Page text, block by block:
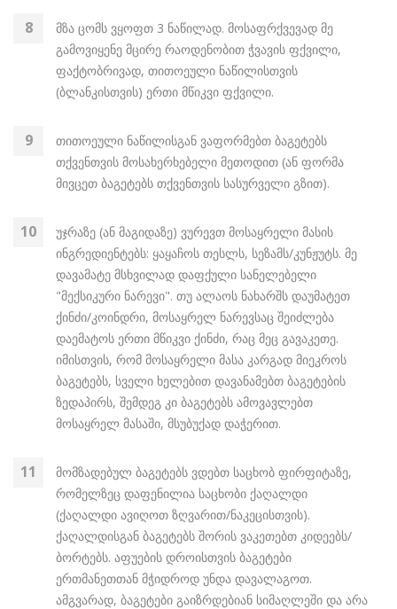
მზა ცომს ვყოფთ 3 ნაწილად. მოსაფრქვევად მე
გამოვიყენე მცირე რაოდენობით ჭვავის ფქვილი,
ფაქტობრივად, თითოეული ნაწილისთვის
(ბლანკისთვის) ერთი მწიკვი ფქვილი.
თითოეული ნაწილისგან ვაფორმებთ ბაგეტებს
თქვენთვის მოსახერხებელი მეთოდით (ან ფორმა
მივცეთ ბაგეტებს თქვენთვის სასურველი გზით).
უჯრაზე (ან მაგიდაზე) ვურევთ მოსაყრელი მასის
ინგრედიენტებს: ყაყაჩოს თესლს, სეზამს/კუნჟუტს. მე
დავამატე მსხვილად დაფქული სანელებელი
"მექსიკური ნარევი". თუ ალაოს ნახარშს დაუმატეთ
ქინძი/კოინდრი, მოსაყრელ ნარევსაც შეიძლება
დაემატოს ერთი მწიკვი ქინძი, რაც მეც გავაკეთე.
იმისთვის, რომ მოსაყრელი მასა კარგად მიეკროს
ბაგეტებს, სველი ხელებით დავანამებთ ბაგეტების
ზედაპირს, შემდეგ კი ბაგეტებს ამოვავლებთ
მოსაყრელ მასაში, მსუბუქად დაჭერით.
მომზადებულ ბაგეტებს ვდებთ საცხობ ფირფიტაზე,
რომელზეც დაფენილია საცხობი ქაღალდი
(ქაღალდი ავიღოთ ზღვარით/ნაკეცისთვის).
ქაღალდისგან ბაგეტებს შორის ვაკეთებთ კიდეებს/
ბორტებს. აფუების დროისთვის ბაგეტები
ერთმანეთთან მჭიდროდ უნდა დავალაგოთ.
ამგვარად, ბაგეტები გაიზრდებიან სიმაღლეში და არა